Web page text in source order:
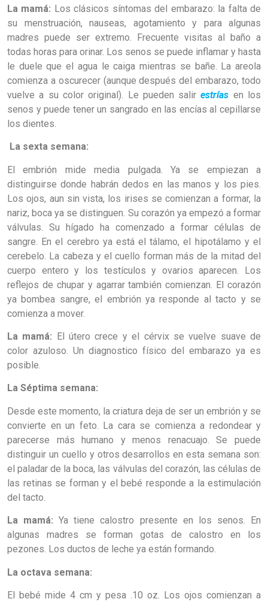
La mamá: Los clásicos síntomas del embarazo: la falta de
su menstruación, nauseas, agotamiento y para algunas
madres puede ser extremo. Frecuente visitas al baño a
todas horas para orinar. Los senos se puede inflamar y hasta
le duele que el agua le caiga mientras se bañe. La areola
comienza a oscurecer (aunque después del embarazo, todo
vuelve a su color original). Le pueden salirestrías en los
senos y puede tener un sangrado en las encías al cepillarse
los dientes.
La sexta semana:
El embrión mide media pulgada. Ya se empiezan a
distinguirse donde habrán dedos en las manos y los pies.
Los ojos, aun sin vista, los irises se comienzan a formar, la
nariz, boca ya se distinguen. Su corazón ya empezó a formar
válvulas. Su hígado ha comenzado a formar células de
sangre. En el cerebro ya está el tálamo, el hipotálamo y el
cerebelo. La cabeza y el cuello forman más de la mitad del
cuerpo entero y los testículos y ovarios aparecen. Los
reflejos de chupar y agarrar también comienzan. El corazón
ya bombea sangre, el embrión ya responde al tacto y se
comienza a mover.
La mamá: El útero crece y el cérvix se vuelve suave de
color azuloso. Un diagnostico físico del embarazo ya es
posible.
La Séptima semana:
Desde este momento, la criatura deja de ser un embrión y se
convierte en un feto. La cara se comienza a redondear y
parecerse más humano y menos renacuajo. Se puede
distinguir un cuello y otros desarrollos en esta semana son:
el paladar de la boca, las válvulas del corazón, las células de
las retinas se forman y el bebé responde a la estimulación
del tacto.
La mamá: Ya tiene calostro presente en los senos. En
algunas madres se forman gotas de calostro en los
pezones. Los ductos de leche ya están formando.
La octava semana:
El bebé mide 4 cm y pesa .10 oz. Los ojos comienzan a